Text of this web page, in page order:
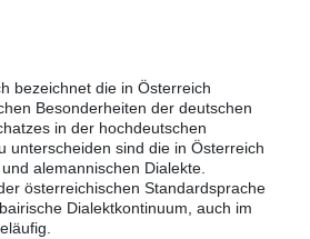
bezeichnet die in Österreich
Besonderheiten der deutschen
in der hochdeutschen
unterscheiden sind die in Österreich
alemannischen Dialekte.
österreichischen Standardsprache
Dialektkontinuum, auch im